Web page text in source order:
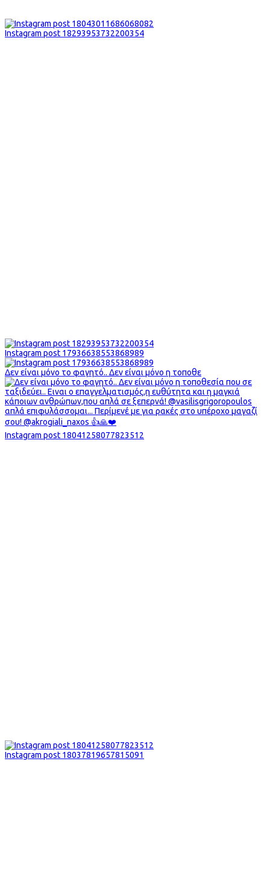
Instagram post 18293953732200354
Instagram post 17936638553868989
Δεν είναι μόνο το φαγητό.. Δεν είναι μόνο η τοποθε
Instagram post 18041258077823512
Instagram post 18037819657815091